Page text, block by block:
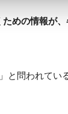
ための情報が
問われてい